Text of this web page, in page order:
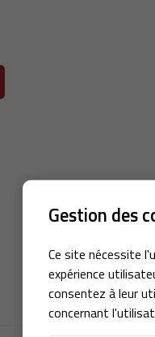
Gestion des
Ce site nécessite
expérience
consentez à leur
concernant